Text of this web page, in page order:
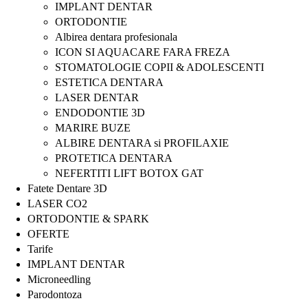
IMPLANT DENTAR
ORTODONTIE
Albirea dentara profesionala
ICON SI AQUACARE FARA FREZA
STOMATOLOGIE COPII & ADOLESCENTI
ESTETICA DENTARA
LASER DENTAR
ENDODONTIE 3D
MARIRE BUZE
ALBIRE DENTARA si PROFILAXIE
PROTETICA DENTARA
NEFERTITI LIFT BOTOX GAT
Fatete Dentare 3D
LASER CO2
ORTODONTIE & SPARK
OFERTE
Tarife
IMPLANT DENTAR
Microneedling
Parodontoza